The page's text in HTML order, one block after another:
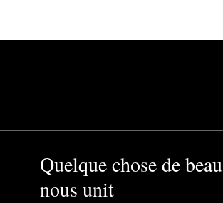
Quelque chose de beau
nous unit